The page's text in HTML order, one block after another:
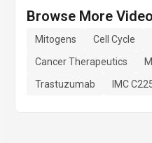
Browse More
Mitogens Cell Cycle
Cancer Therapeutics
Trastuzumab
IMC